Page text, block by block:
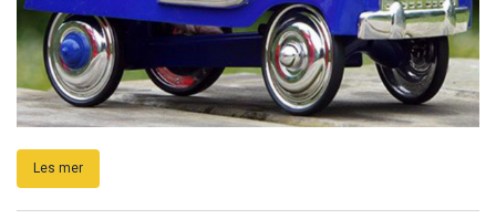
Les mer